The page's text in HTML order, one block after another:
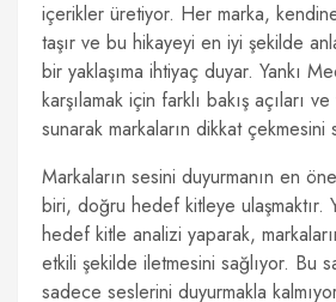
içerikler üretiyor. Her marka,
taşır ve bu hikayeyi en iyi şekilde
bir yaklaşıma ihtiyaç duyar. Yankı
karşılamak için farklı bakış açıları
sunarak markaların dikkat çekmesini
Markaların sesini duyurmanın en
biri, doğru hedef kitleye ulaşmaktır.
hedef kitle analizi yaparak,
etkili şekilde iletmesini sağlıyor. Bu
sadece seslerini duyurmakla